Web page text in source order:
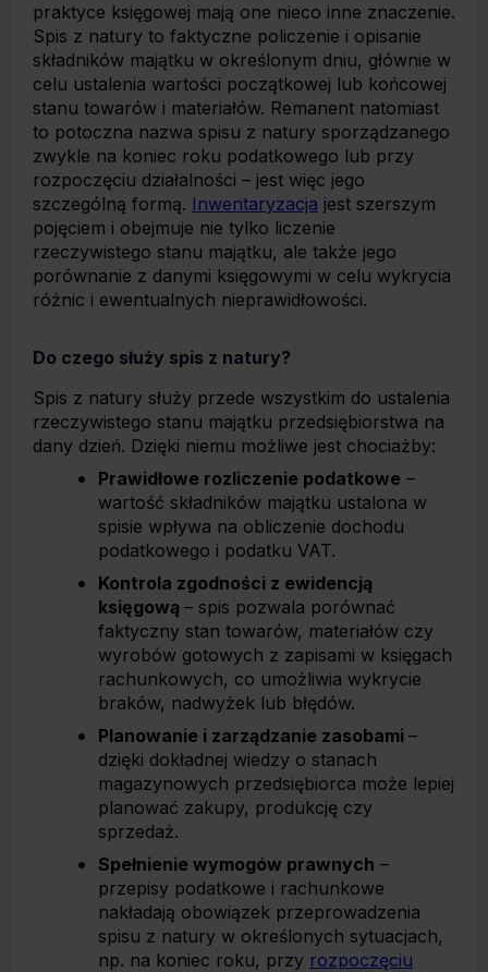
praktyce księgowej mają one nieco inne znaczenie.
Spis z natury to faktyczne policzenie i opisanie
składników majątku w określonym dniu, głównie w
celu ustalenia wartości początkowej lub końcowej
stanu towarów i materiałów. Remanent natomiast
to potoczna nazwa spisu z natury sporządzanego
zwykle na koniec roku podatkowego lub przy
rozpoczęciu działalności – jest więc jego
szczególną formą. Inwentaryzacja jest szerszym
pojęciem i obejmuje nie tylko liczenie
rzeczywistego stanu majątku, ale także jego
porównanie z danymi księgowymi w celu wykrycia
różnic i ewentualnych nieprawidłowości.
Do czego służy spis z natury?
Spis z natury służy przede wszystkim do ustalenia
rzeczywistego stanu majątku przedsiębiorstwa na
dany dzień. Dzięki niemu możliwe jest chociażby:
Prawidłowe rozliczenie podatkowe –
wartość składników majątku ustalona w
spisie wpływa na obliczenie dochodu
podatkowego i podatku VAT.
Kontrola zgodności z ewidencją
księgową – spis pozwala porównać
faktyczny stan towarów, materiałów czy
wyrobów gotowych z zapisami w księgach
rachunkowych, co umożliwia wykrycie
braków, nadwyżek lub błędów.
Planowanie i zarządzanie zasobami –
dzięki dokładnej wiedzy o stanach
magazynowych przedsiębiorca może lepiej
planować zakupy, produkcję czy
sprzedaż.
Spełnienie wymogów prawnych –
przepisy podatkowe i rachunkowe
nakładają obowiązek przeprowadzenia
spisu z natury w określonych sytuacjach,
np. na koniec roku, przy rozpoczęciu